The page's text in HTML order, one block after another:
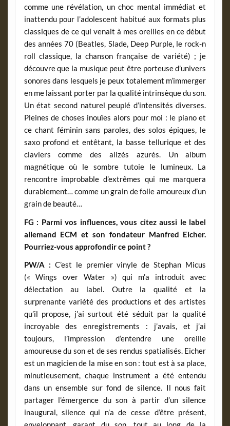
comme une révélation, un choc mental immédiat et
inattendu pour l’adolescent habitué aux formats plus
classiques de ce qui venait à mes oreilles en ce début
des années 70 (Beatles, Slade, Deep Purple, le rock-n
roll classique, la chanson française de variété) ; je
découvre que la musique peut être porteuse d’univers
sonores dans lesquels je peux totalement m’immerger
en me laissant porter par la qualité intrinsèque du son.
Un état second naturel peuplé d’intensités diverses.
Pleines de choses inouïes alors pour moi : le piano et
ce chant féminin sans paroles, des solos épiques, le
saxo profond et entêtant, la basse tellurique et des
claviers comme des alizés azurés. Un album
magnétique où le sombre tutoie le lumineux. La
rencontre improbable d’extrêmes qui me marquera
durablement… comme un grain de folie amoureux d’un
grain de beauté…
FG : Parmi vos influences, vous citez aussi le label
allemand ECM et son fondateur Manfred Eicher.
Pourriez-vous approfondir ce point ?
PW/A : C’est le premier vinyle de Stephan Micus
(« Wings over Water ») qui m’a introduit avec
délectation au label. Outre la qualité et la
surprenante variété des productions et des artistes
qu’il propose, j’ai surtout été séduit par la qualité
incroyable des enregistrements : j’avais, et j’ai
toujours, l’impression d’entendre une oreille
amoureuse du son et de ses rendus spatialisés. Eicher
est un magicien de la mise en son : tout est à sa place,
minutieusement, chaque instrument a été entendu
dans un ensemble sur fond de silence. Il nous fait
partager l’émergence du son à partir d’un silence
inaugural, silence qui n’a de cesse d’être présent,